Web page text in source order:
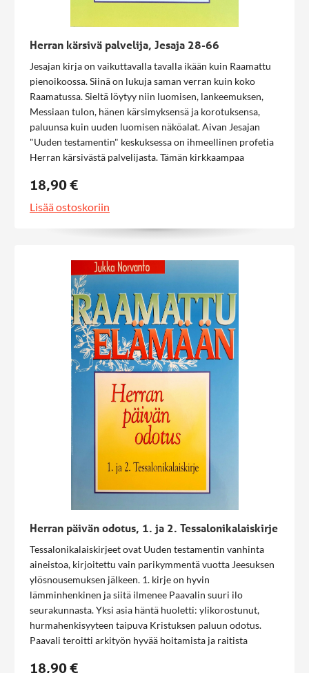
Herran kärsivä palvelija, Jesaja 28-66
Jesajan kirja on vaikuttavalla tavalla ikään kuin Raamattu
pienoikoossa. Siinä on lukuja saman verran kuin koko
Raamatussa. Sieltä löytyy niin luomisen, lankeemuksen,
Messiaan tulon, hänen kärsimyksensä ja korotuksensa,
paluunsa kuin uuden luomisen näköalat. Aivan Jesajan
"Uuden testamentin" keskuksessa on ihmeellinen profetia
Herran kärsivästä palvelijasta. Tämän kirkkaampaa
18,90 €
Lisää ostoskoriin
Herran päivän odotus, 1. ja 2. Tessalonikalaiskirje
Tessalonikalaiskirjeet ovat Uuden testamentin vanhinta
aineistoa, kirjoitettu vain parikymmentä vuotta Jeesuksen
ylösnousemuksen jälkeen. 1. kirje on hyvin
lämminhenkinen ja siitä ilmenee Paavalin suuri ilo
seurakunnasta. Yksi asia häntä huoletti: ylikorostunut,
hurmahenkisyyteen taipuva Kristuksen paluun odotus.
Paavali teroitti arkityön hyvää hoitamista ja raitista
18,90 €